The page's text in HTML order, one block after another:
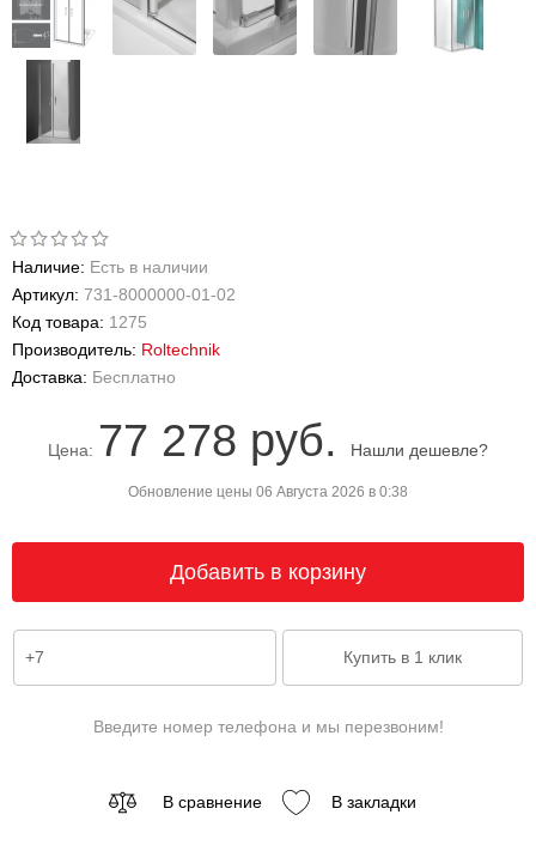
Наличие: Есть в наличии
Артикул: 731-8000000-01-02
Код товара: 1275
Производитель: Roltechnik
Доставка: Бесплатно
Цена: 77 278 руб. Нашли дешевле?
Обновление цены 06 Августа 2026 в 0:38
Введите номер телефона и мы перезвоним!
В сравнение В закладки